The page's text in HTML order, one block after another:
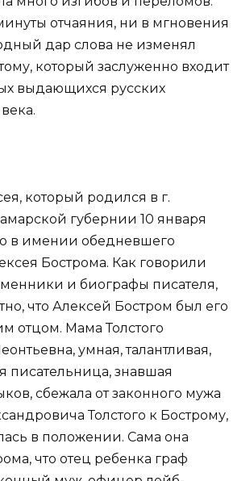
отчаяния, ни в мгновения
дар слова не изменял
который заслуженно входит
выдающихся русских
который родился в г.
губернии 10 января
в имении обедневшего
Бострома. Как говорили
и биографы писателя,
что Алексей Бостром был его
отцом. Мама Толстого
умная, талантливая,
писательница, знавшая
сбежала от законного мужа
Толстого к Бострому,
в положении. Сама она
что отец ребенка граф